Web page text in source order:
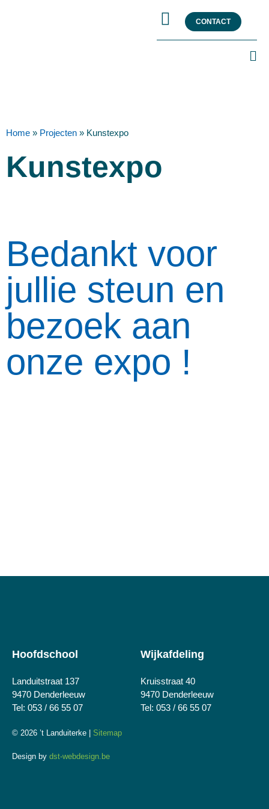
CONTACT
Home » Projecten » Kunstexpo
Kunstexpo
Bedankt voor
jullie steun en
bezoek aan
onze expo !
Hoofdschool
Landuitstraat 137
9470 Denderleeuw
Tel: 053 / 66 55 07
Wijkafdeling
Kruisstraat 40
9470 Denderleeuw
Tel: 053 / 66 55 07
© 2026 ’t Landuiterke | Sitemap
Design by dst-webdesign.be